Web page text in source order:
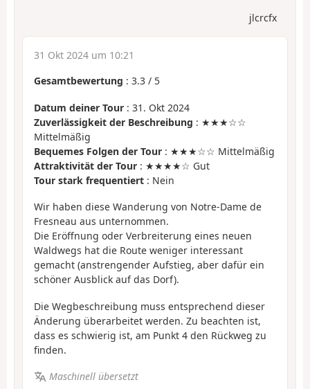
jlcrcfx
31 Okt 2024 um 10:21
Gesamtbewertung : 3.3 / 5
Datum deiner Tour : 31. Okt 2024
Zuverlässigkeit der Beschreibung : ★★★☆☆
Mittelmäßig
Bequemes Folgen der Tour : ★★★☆☆ Mittelmäßig
Attraktivität der Tour : ★★★★☆ Gut
Tour stark frequentiert : Nein
Wir haben diese Wanderung von Notre-Dame de
Fresneau aus unternommen.
Die Eröffnung oder Verbreiterung eines neuen
Waldwegs hat die Route weniger interessant
gemacht (anstrengender Aufstieg, aber dafür ein
schöner Ausblick auf das Dorf).
Die Wegbeschreibung muss entsprechend dieser
Änderung überarbeitet werden. Zu beachten ist,
dass es schwierig ist, am Punkt 4 den Rückweg zu
finden.
Maschinell übersetzt